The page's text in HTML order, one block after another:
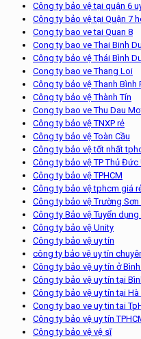
Công ty bảo vệ tại quận 6
Công ty bảo vệ tại Quận 7
Cong ty bao ve tai Quan 8
Cong ty bao ve Thai Binh
Công ty bảo vệ Thái Bình
Cong ty bao ve Thang Loi
Công ty bảo vệ Thanh Bình
Công ty bảo vệ Thành Tín
Cong ty bao ve Thu Dau
Công ty bảo vệ TNXP rẻ
Công ty bảo vệ Toàn Cầu
Công ty bảo vệ tốt nhất
Công ty bảo vệ TP Thủ Đức
Công ty bảo vệ TPHCM
Công ty bảo vệ tphcm giá
Công ty bảo vệ Trường
Công ty Bảo vệ Tuyển dụng
Công ty bảo vệ Unity
Công ty bảo vệ uy tín
công ty bảo vệ uy tín
Công ty bảo vệ uy tín ở
Công ty bảo vệ uy tín tại
Công ty bảo vệ uy tín tại Hà
Cong ty bao ve uy tin tai
Công ty bảo vệ uy tín
Công ty bảo vệ vệ sĩ